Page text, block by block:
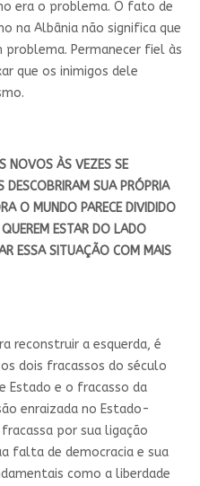
era o problema. O fato de
na Albânia não significa que
Permanecer fiel às
que os inimigos dele
NOVOS ÀS VEZES SE
DESCOBRIRAM SUA PRÓPRIA
O MUNDO PARECE DIVIDIDO
ESTAR DO LADO
ESSA SITUAÇÃO COM MAIS
reconstruir a esquerda, é
dois fracassos do século
Estado e o fracasso da
enraizada no Estado-
por sua ligação
falta de democracia e sua
como a liberdade